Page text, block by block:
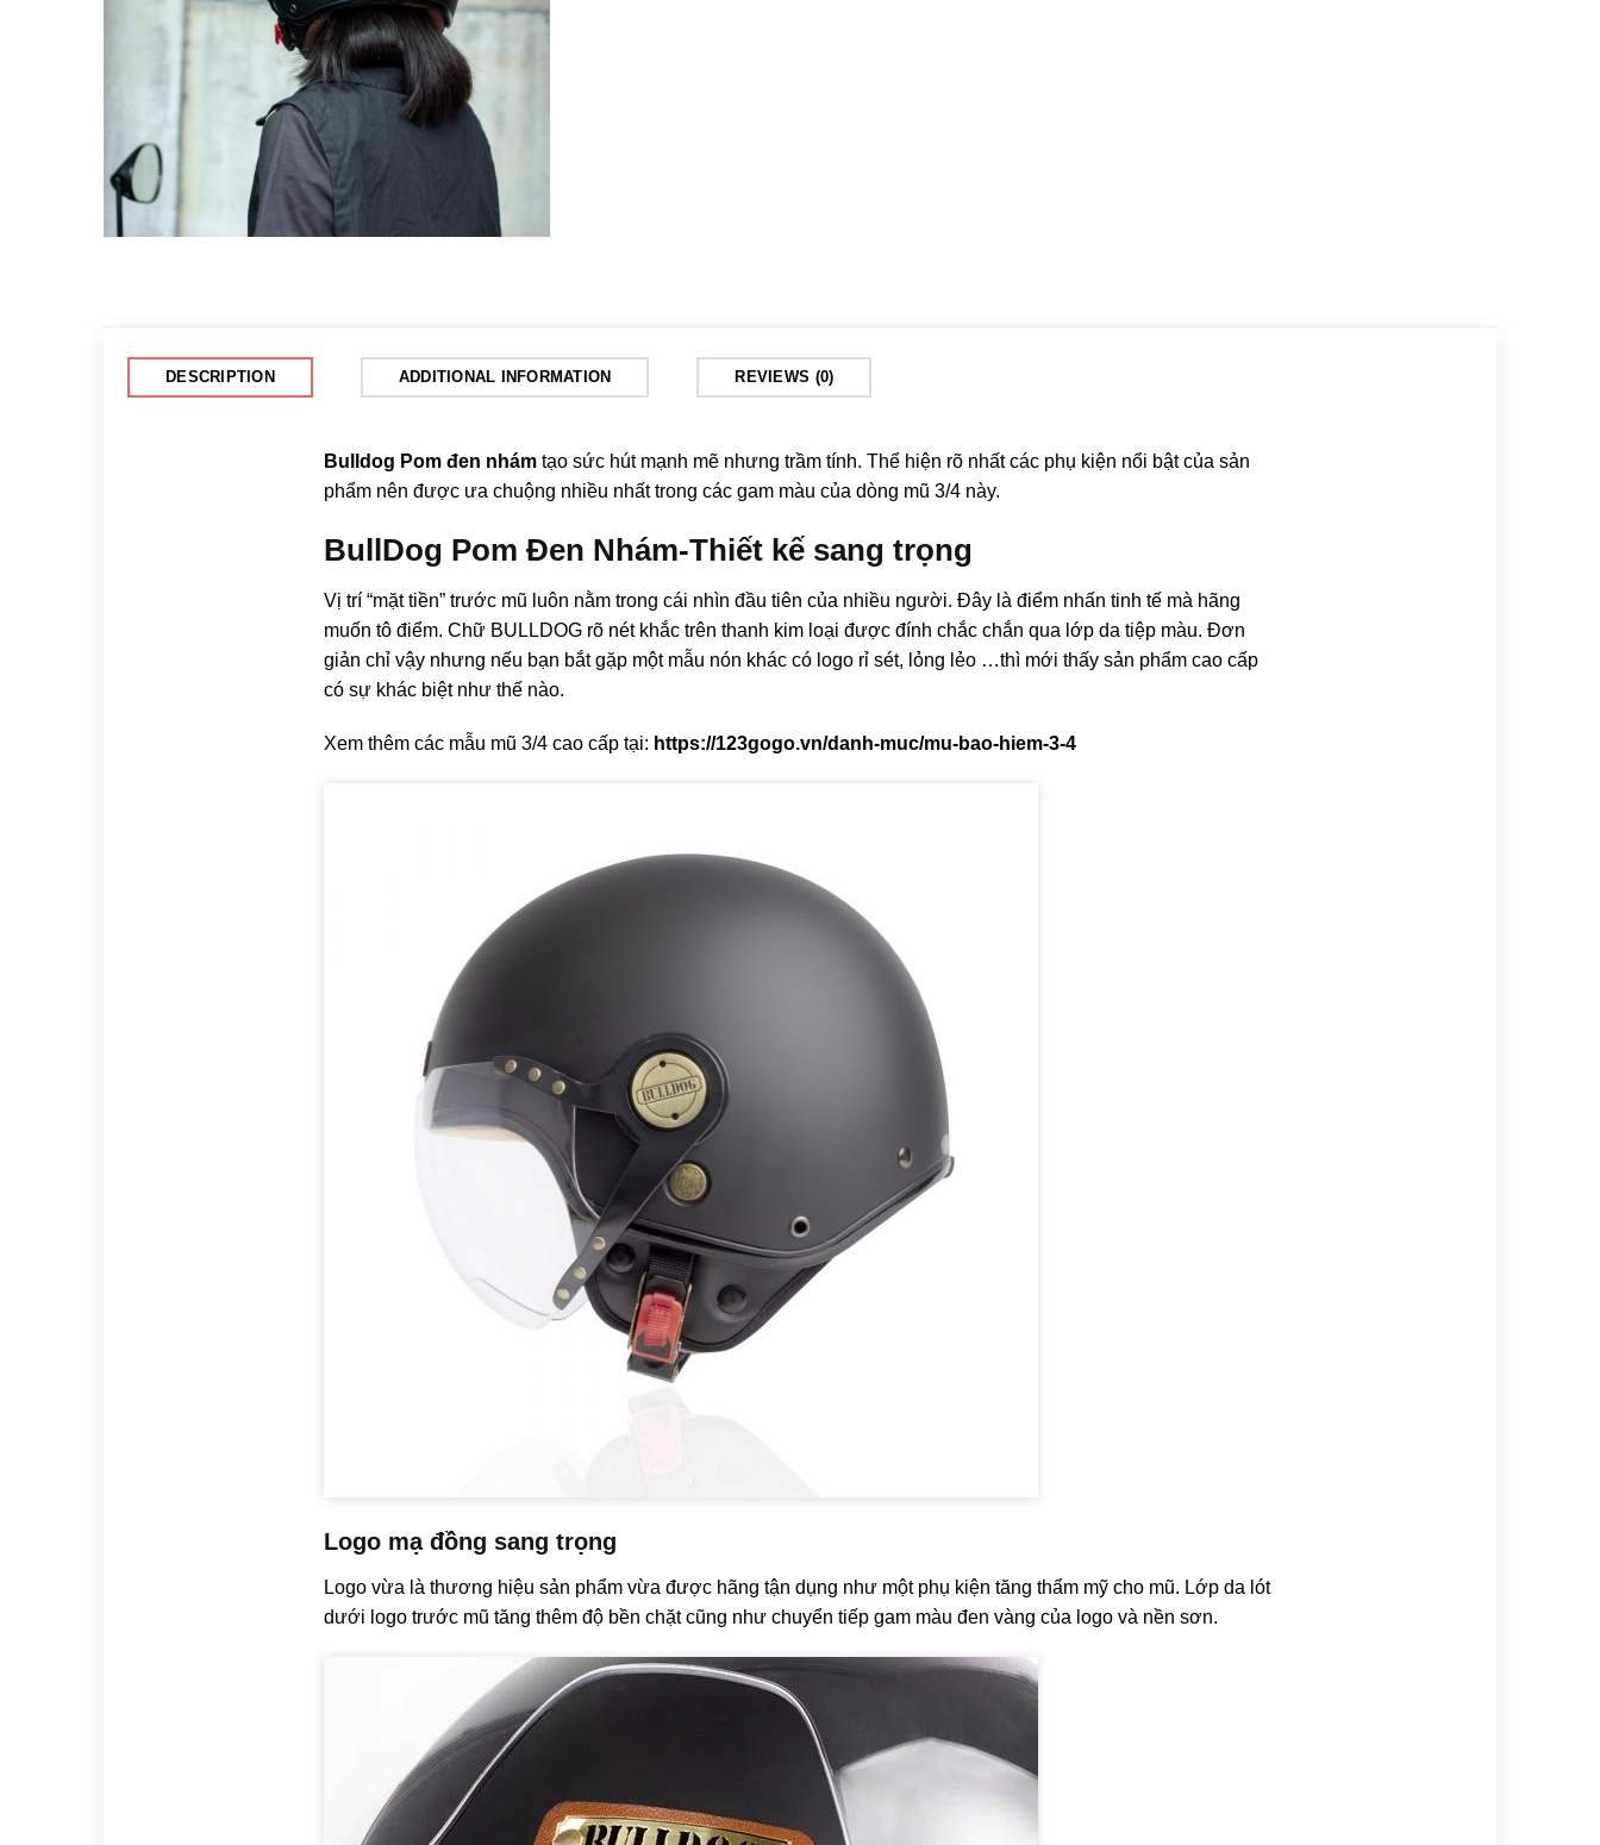
DESCRIPTION ADDITIONAL INFORMATION REVIEWS (0)
Bulldog Pom đen nhám tạo sức hút mạnh mẽ nhưng trầm tính. Thể hiện rõ nhất các phụ kiện nổi bật của sản
phẩm nên được ưa chuộng nhiều nhất trong các gam màu của dòng mũ 3/4 này.
BullDog Pom Đen Nhám-Thiết kế sang trọng
Vị trí “mặt tiền” trước mũ luôn nằm trong cái nhìn đầu tiên của nhiều người. Đây là điểm nhấn tinh tế mà hãng
muốn tô điểm. Chữ BULLDOG rõ nét khắc trên thanh kim loại được đính chắc chắn qua lớp da tiệp màu. Đơn
giản chỉ vậy nhưng nếu bạn bắt gặp một mẫu nón khác có logo rỉ sét, lỏng lẻo …thì mới thấy sản phẩm cao cấp
có sự khác biệt như thế nào.
Xem thêm các mẫu mũ 3/4 cao cấp tại: https://123gogo.vn/danh-muc/mu-bao-hiem-3-4
Logo mạ đồng sang trọng
Logo vừa là thương hiệu sản phẩm vừa được hãng tận dụng như một phụ kiện tăng thẩm mỹ cho mũ. Lớp da lót
dưới logo trước mũ tăng thêm độ bền chặt cũng như chuyển tiếp gam màu đen vàng của logo và nền sơn.